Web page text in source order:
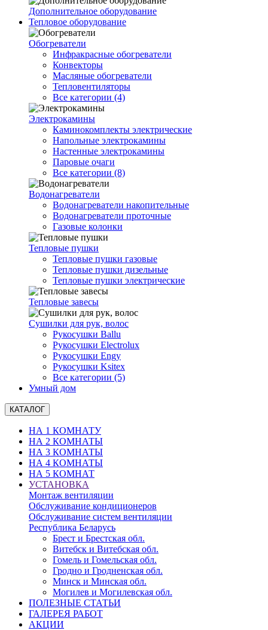
Дополнительное оборудование
Тепловое оборудование
Обогреватели
Инфракрасные обогреватели
Конвекторы
Масляные обогреватели
Тепловентиляторы
Все категории (4)
Электрокамины
Каминокомплекты электрические
Напольные электрокамины
Настенные электрокамины
Паровые очаги
Все категории (8)
Водонагреватели
Водонагреватели накопительные
Водонагреватели проточные
Газовые колонки
Тепловые пушки
Тепловые пушки газовые
Тепловые пушки дизельные
Тепловые пушки электрические
Тепловые завесы
Сушилки для рук, волоc
Рукосушки Ballu
Рукосушки Electrolux
Рукосушки Engy
Рукосушки Ksitex
Все категории (5)
Умный дом
КАТАЛОГ
НА 1 КОМНАТУ
НА 2 КОМНАТЫ
НА 3 КОМНАТЫ
НА 4 КОМНАТЫ
НА 5 КОМНАТ
УСТАНОВКА
Монтаж вентиляции
Обслуживание кондиционеров
Обслуживание систем вентиляции
Республика Беларусь
Брест и Брестская обл.
Витебск и Витебская обл.
Гомель и Гомельская обл.
Гродно и Гродненская обл.
Минск и Минская обл.
Могилев и Могилевская обл.
ПОЛЕЗНЫЕ СТАТЬИ
ГАЛЕРЕЯ РАБОТ
АКЦИИ